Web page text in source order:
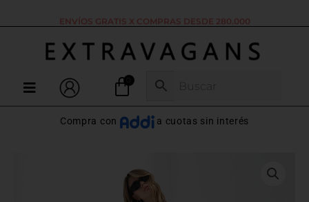
ENVÍOS GRATIS X COMPRAS DESDE 280.000
Menú
Compra con a cuotas sin interés